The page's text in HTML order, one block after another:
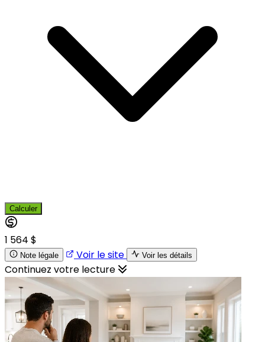
Calculer
1 564 $
Note légale Voir le site Voir les détails
Continuez votre lecture